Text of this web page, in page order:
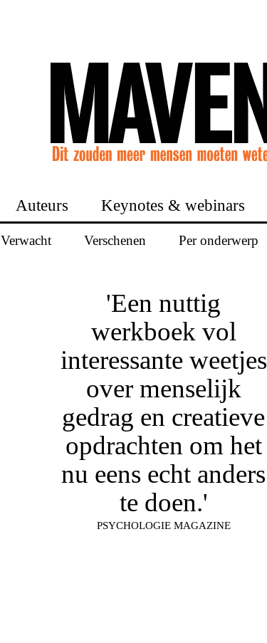
Verwacht Verschenen Per onderwerp
Auteurs Keynotes & webinars
'Een nuttig
werkboek vol
interessante weetjes
over menselijk
gedrag en creatieve
opdrachten om het
nu eens echt anders
te doen.'
PSYCHOLOGIE MAGAZINE